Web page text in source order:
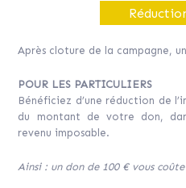
Après cloture de la campagne,
POUR LES PARTICULIERS
Bénéficiez d’une réduction de
du montant de votre don,
revenu imposable.
Ainsi : un don de 100 € vous